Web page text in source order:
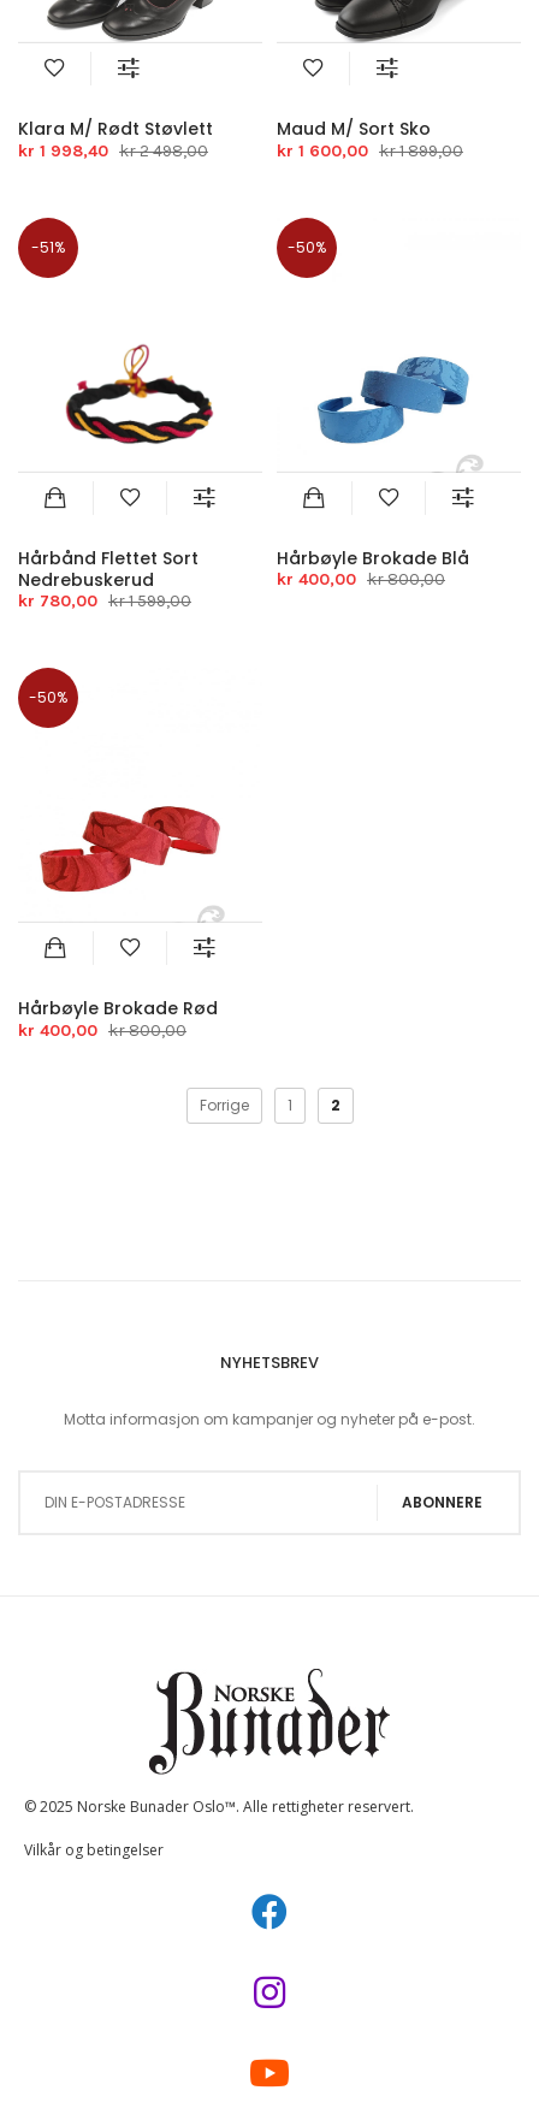
Klara M/ Rødt Støvlett
kr 1 998,40 kr 2 498,00
Maud M/ Sort Sko
kr 1 600,00 kr 1 899,00
-51%
Hårbånd Flettet Sort
Nedrebuskerud
kr 780,00 kr 1 599,00
-50%
Hårbøyle Brokade Blå
kr 400,00 kr 800,00
-50%
Hårbøyle Brokade Rød
kr 400,00 kr 800,00
Forrige 1 2
NYHETSBREV
Motta informasjon om kampanjer og nyheter på e-post.
ABONNERE
© 2025 Norske Bunader Oslo™. Alle rettigheter reservert.
Vilkår og betingelser